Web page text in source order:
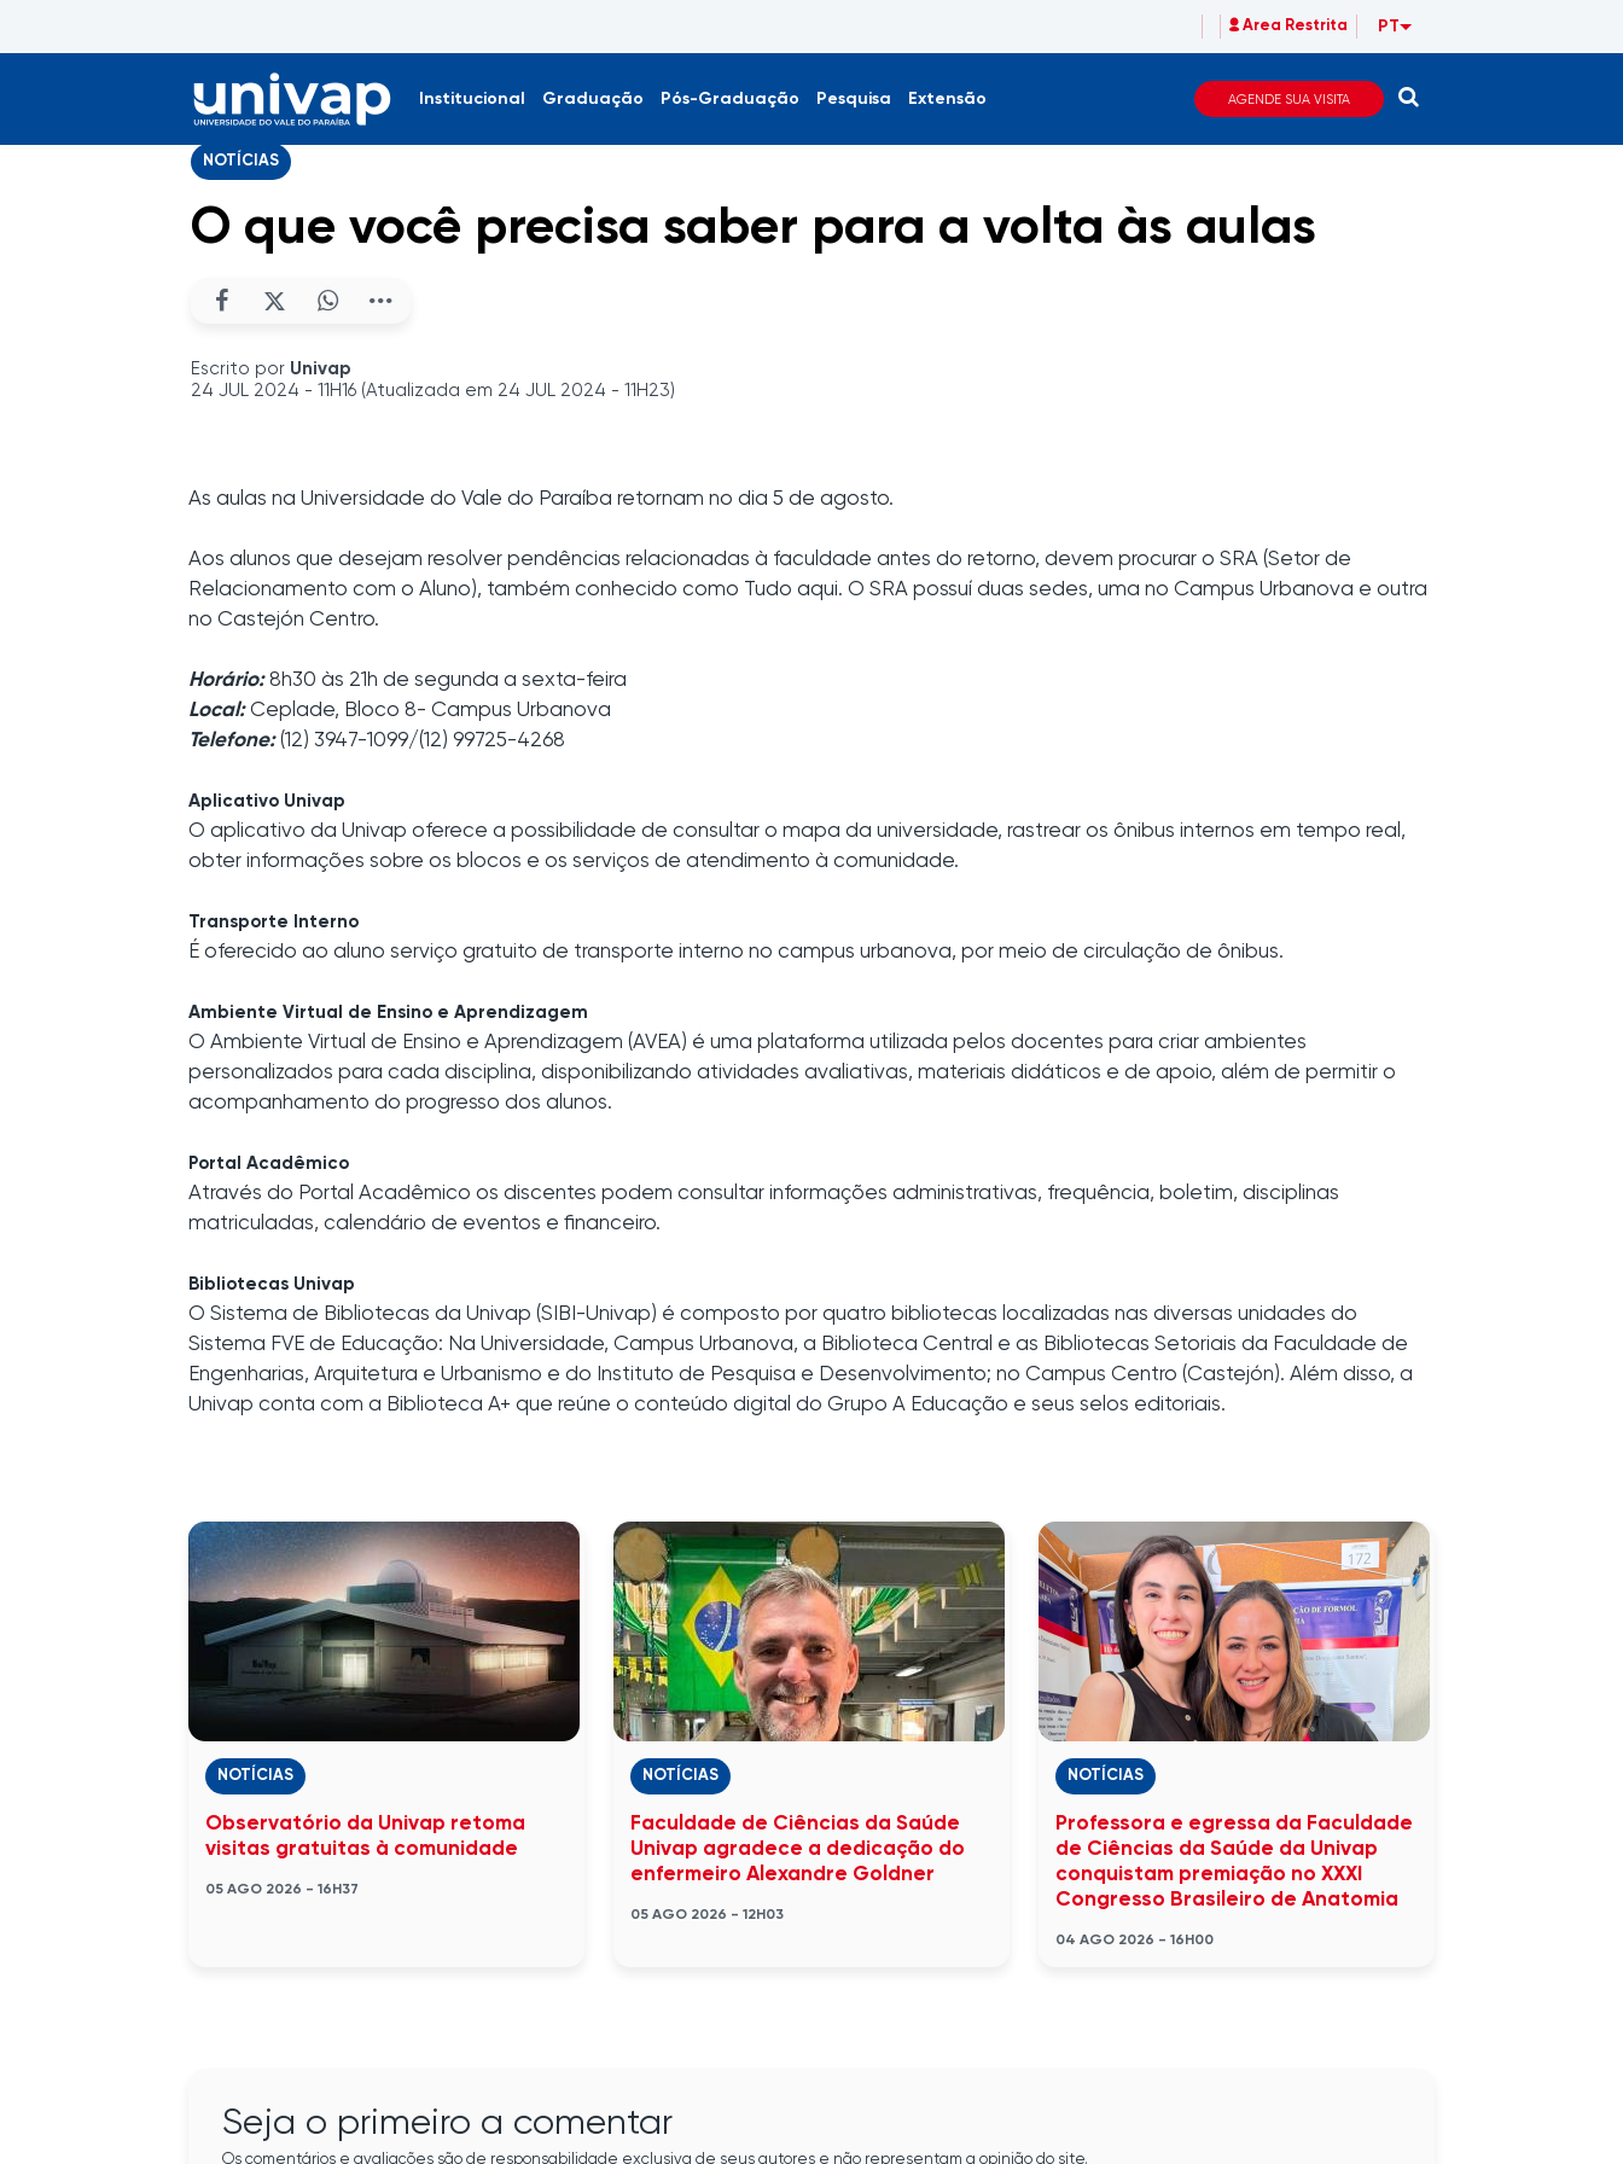
Area Restrita PT
Institucional Graduação Pós-Graduação Pesquisa Extensão AGENDE SUA VISITA
NOTÍCIAS
O que você precisa saber para a volta às aulas
Escrito por Univap
24 JUL 2024 - 11H16 (Atualizada em 24 JUL 2024 - 11H23)
As aulas na Universidade do Vale do Paraíba retornam no dia 5 de agosto.
Aos alunos que desejam resolver pendências relacionadas à faculdade antes do retorno, devem procurar o SRA (Setor de
Relacionamento com o Aluno), também conhecido como Tudo aqui. O SRA possuí duas sedes, uma no Campus Urbanova e outra
no Castejón Centro.
Horário:8h30 às 21h de segunda a sexta-feira
Local:Ceplade, Bloco 8- Campus Urbanova
Telefone:(12) 3947-1099/(12) 99725-4268
Aplicativo Univap
O aplicativo da Univap oferece a possibilidade de consultar o mapa da universidade, rastrear os ônibus internos em tempo real,
obter informações sobre os blocos e os serviços de atendimento à comunidade.
Transporte Interno
É oferecido ao aluno serviço gratuito de transporte interno no campus urbanova, por meio de circulação de ônibus.
Ambiente Virtual de Ensino e Aprendizagem
O Ambiente Virtual de Ensino e Aprendizagem (AVEA) é uma plataforma utilizada pelos docentes para criar ambientes
personalizados para cada disciplina, disponibilizando atividades avaliativas, materiais didáticos e de apoio, além de permitir o
acompanhamento do progresso dos alunos.
Portal Acadêmico
Através do Portal Acadêmico os discentes podem consultar informações administrativas, frequência, boletim, disciplinas
matriculadas, calendário de eventos e financeiro.
Bibliotecas Univap
O Sistema de Bibliotecas da Univap (SIBI-Univap) é composto por quatro bibliotecas localizadas nas diversas unidades do
Sistema FVE de Educação: Na Universidade, Campus Urbanova, a Biblioteca Central e as Bibliotecas Setoriais da Faculdade de
Engenharias, Arquitetura e Urbanismo e do Instituto de Pesquisa e Desenvolvimento; no Campus Centro (Castejón). Além disso, a
Univap conta com a Biblioteca A+ que reúne o conteúdo digital do Grupo A Educação e seus selos editoriais.
NOTÍCIAS
Observatório da Univap retoma
visitas gratuitas à comunidade
05 AGO 2026 - 16H37
NOTÍCIAS
Faculdade de Ciências da Saúde
Univap agradece a dedicação do
enfermeiro Alexandre Goldner
05 AGO 2026 - 12H03
NOTÍCIAS
Professora e egressa da Faculdade
de Ciências da Saúde da Univap
conquistam premiação no XXXI
Congresso Brasileiro de Anatomia
04 AGO 2026 - 16H00
Seja o primeiro a comentar
Os comentários e avaliações são de responsabilidade exclusiva de seus autores e não representam a opinião do site.